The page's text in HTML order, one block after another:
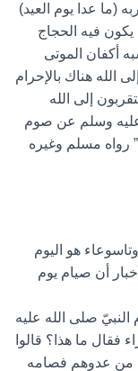
(ما عدا يوم العيد)
يكون فيه الحجاج
أكفان الموتى
الله هناك بالإحرام
إلى الله
عليه وسلم عن صوم
رواه مسلم وغيره
هو اليوم
أن صيام يوم
صلى الله عليه
فقال ما هذا؟ قالوا
من عدوهم فصامه